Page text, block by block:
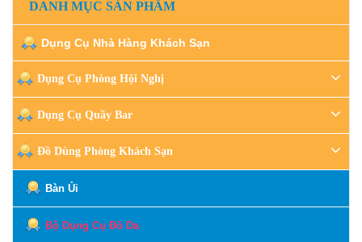
DANH MỤC SẢN PHẨM
Dụng Cụ Nhà Hàng Khách Sạn
Dụng Cụ Phòng Hội Nghị
Dụng Cụ Quầy Bar
Đồ Dùng Phòng Khách Sạn
Bàn Ủi
Bộ Dụng Cụ Đồ Da